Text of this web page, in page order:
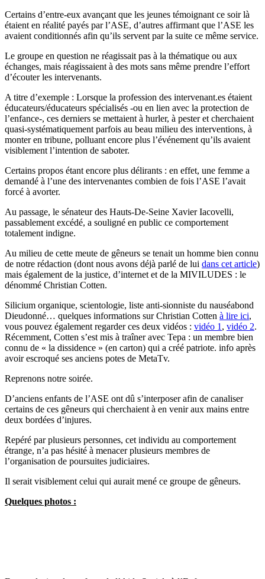
Certains d’entre-eux avançant que les jeunes témoignant ce soir là
étaient en réalité payés par l’ASE, d’autres affirmant que l’ASE les
avaient conditionnés afin qu’ils servent par la suite ce même service.
Le groupe en question ne réagissait pas à la thématique ou aux
échanges, mais réagissaient à des mots sans même prendre l’effort
d’écouter les intervenants.
A titre d’exemple : Lorsque la profession des intervenant.es étaient
éducateurs/éducateurs spécialisés -ou en lien avec la protection de
l’enfance-, ces derniers se mettaient à hurler, à pester et cherchaient
quasi-systématiquement parfois au beau milieu des interventions, à
monter en tribune, polluant encore plus l’événement qu’ils avaient
visiblement l’intention de saboter.
Certains propos étant encore plus délirants : en effet, une femme a
demandé à l’une des intervenantes combien de fois l’ASE l’avait
forcé à avorter.
Au passage, le sénateur des Hauts-De-Seine Xavier Iacovelli,
passablement excédé, a souligné en public ce comportement
totalement indigne.
Au milieu de cette meute de gêneurs se tenait un homme bien connu
de notre rédaction (dont nous avons déjà parlé de lui dans cet article)
mais également de la justice, d’internet et de la MIVILUDES : le
dénommé Christian Cotten.
Silicium organique, scientologie, liste anti-sionniste du nauséabond
Dieudonné… quelques informations sur Christian Cotten à lire ici,
vous pouvez également regarder ces deux vidéos : vidéo 1 , vidéo 2.
Récemment, Cotten s’est mis à traîner avec Tepa : un membre bien
connu de « la dissidence » (en carton) qui a créé patriote. info après
avoir escroqué ses anciens potes de MetaTv.
Reprenons notre soirée.
D’anciens enfants de l’ASE ont dû s’interposer afin de canaliser
certains de ces gêneurs qui cherchaient à en venir aux mains entre
deux bordées d’injures.
Repéré par plusieurs personnes, cet individu au comportement
étrange, n’a pas hésité à menacer plusieurs membres de
l’organisation de poursuites judiciaires.
Il serait visiblement celui qui aurait mené ce groupe de gêneurs.
Quelques photos :